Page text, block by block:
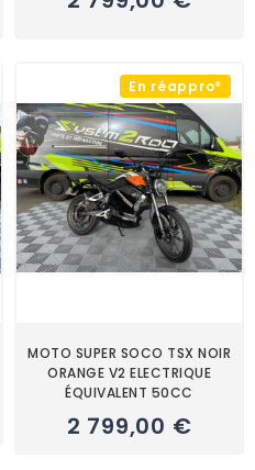
En réappro*
MOTO SUPER SOCO TSX NOIR
ORANGE V2 ELECTRIQUE
ÉQUIVALENT 50CC
2 799,00 €